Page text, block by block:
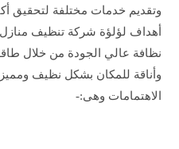
وتقديم خدمات مختلفة لتحقيق
أهداف لؤلؤة شركة تنظيف
نظافة عالي الجودة من خلال
وأناقة للمكان بشكل نظيف
الاهتمامات وهى:-